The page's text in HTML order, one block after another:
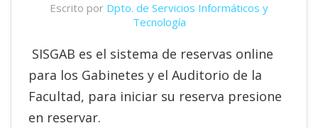
Escrito por Dpto. de Servicios Informáticos y
Tecnología
SISGAB es el sistema de reservas online
para los Gabinetes y el Auditorio de la
Facultad, para iniciar su reserva presione
en reservar.